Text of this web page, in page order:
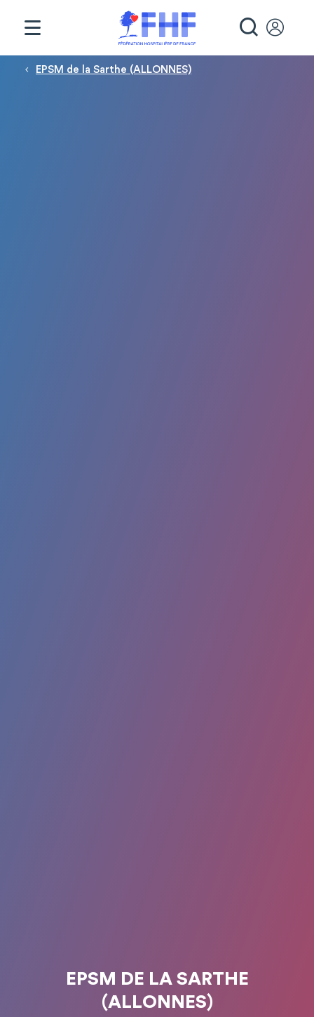
Fil d'Ariane
EPSM de la Sarthe (ALLONNES)
EPSM DE LA SARTHE
(ALLONNES)
Panneau de gestion des cookies